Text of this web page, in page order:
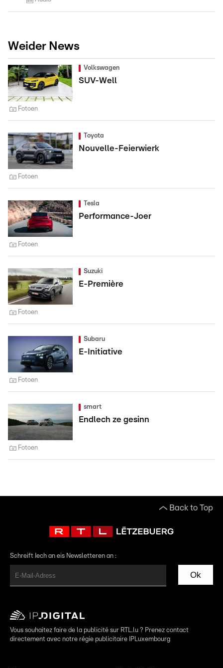
Weider News
Volkswagen
SUV-Well
Fotoen
Toyota
Nouvelle-Feierwierk
Fotoen
Tesla
Performance-Joer
Fotoen
Suzuki
E-Première
Fotoen
Subaru
E-Initiative
Fotoen
smart
Endlech ze gesinn
Fotoen
Back to Top
Schreift Iech an eis Newsletteren an :
Ok
Vous souhaitez faire de la publicité sur RTL.lu ? Prenez contact
directement avec notre régie publicitaire IPLuxembourg